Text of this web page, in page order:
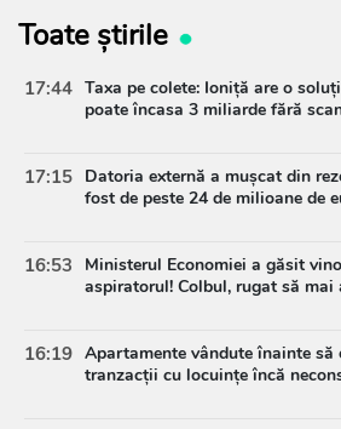
Toate știrile
17:44 Taxa pe colete: Ioniță are o
poate încasa 3 miliarde fără
17:15 Datoria externă a mușcat din
fost de peste 24 de milioane de
16:53
Ministerul Economiei a găsit
aspiratorul! Colbul, rugat să mai
16:19 Apartamente vândute înainte să
tranzacții cu locuințe încă